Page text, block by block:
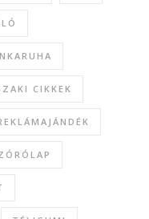
CIKKEK